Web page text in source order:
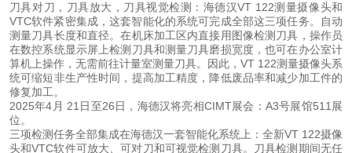
刀具对刀，刀具放大，刀具视觉检测：海德汉VT 122测量摄像头和
VTC软件紧密集成，这套智能化的系统可完成全部这三项任务。自动
测量刀具长度和直径。在机床加工区内直接用图像检测刀具，操作员
在数控系统显示屏上检测刀具和测量刀具磨损宽度，也可在办公室计
算机上操作，无需前往计量室测量刀具。因此，VT 122测量摄像头系
统可缩短非生产性时间，提高加工精度，降低废品率和减少加工件的
修复加工。
2025年4月 21日至26日，海德汉将亮相CIMT展会：A3号展馆511展
位。
三项检测任务全部集成在海德汉一套智能化系统上：全新VT 122摄像
头和VTC软件可放大、可对刀和可视觉检测刀具。刀具检测期间无任